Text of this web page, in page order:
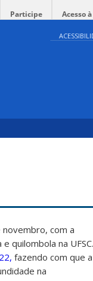
Participe Acesso
com a
quilombola na UFSC.
fazendo com que a
na